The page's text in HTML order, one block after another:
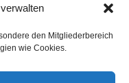
den Mitgliederbereich
wie Cookies.